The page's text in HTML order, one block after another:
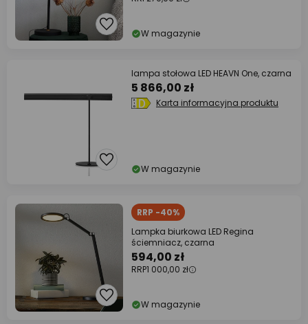
W magazynie
lampa stołowa LED HEAVN One, czarna
5 866,00 zł
Karta informacyjna produktu
W magazynie
RRP -40%
Lampka biurkowa LED Regina
ściemniacz, czarna
594,00 zł
RRP1 000,00 zł
W magazynie